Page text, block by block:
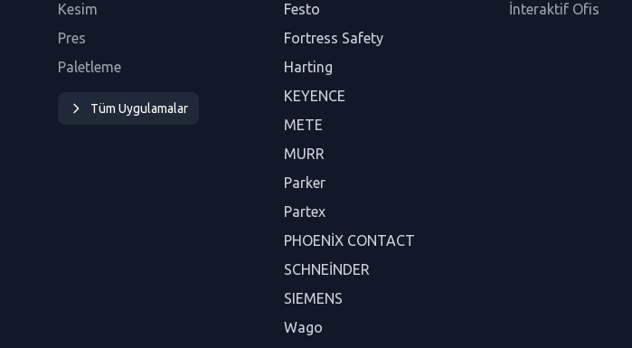
Kesim
Pres
Paletleme
Tüm Uygulamalar
Festo
Fortress Safety
Harting
KEYENCE
METE
MURR
Parker
Partex
PHOENİX CONTACT
SCHNEİNDER
SIEMENS
Wago
İnteraktif Ofis